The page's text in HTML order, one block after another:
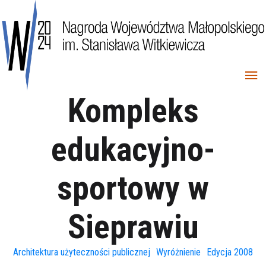
Kompleks
edukacyjno-
sportowy w
Sieprawiu
Architektura użyteczności publicznej Wyróżnienie Edycja 2008